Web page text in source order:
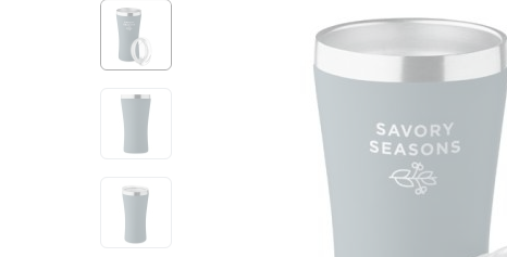
View larger image
View larger image
View larger image